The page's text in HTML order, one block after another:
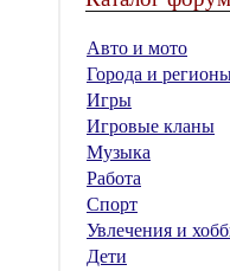
Авто и мото
Города и
Игры
Игровые кланы
Музыка
Работа
Спорт
Увлечения и
Дети